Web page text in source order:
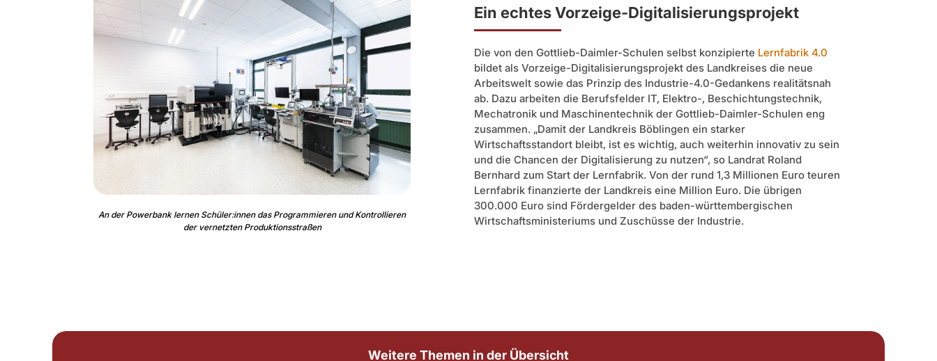
An der Powerbank lernen Schüler:innen das Programmieren und Kontrollieren
der vernetzten Produktionsstraßen
Ein echtes Vorzeige-Digitalisierungsprojekt
Die von den Gottlieb-Daimler-Schulen selbst konzipierte Lernfabrik 4.0
bildet als Vorzeige-Digitalisierungsprojekt des Landkreises die neue
Arbeitswelt sowie das Prinzip des Industrie-4.0-Gedankens realitätsnah
ab. Dazu arbeiten die Berufsfelder IT, Elektro-, Beschichtungstechnik,
Mechatronik und Maschinentechnik der Gottlieb-Daimler-Schulen eng
zusammen. „Damit der Landkreis Böblingen ein starker
Wirtschaftsstandort bleibt, ist es wichtig, auch weiterhin innovativ zu sein
und die Chancen der Digitalisierung zu nutzen“, so Landrat Roland
Bernhard zum Start der Lernfabrik. Von der rund 1,3 Millionen Euro teuren
Lernfabrik finanzierte der Landkreis eine Million Euro. Die übrigen
300.000 Euro sind Fördergelder des baden-württembergischen
Wirtschaftsministeriums und Zuschüsse der Industrie.
Weitere Themen in der Übersicht